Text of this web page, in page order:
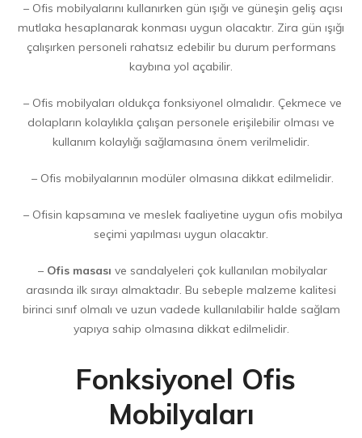
– Ofis mobilyalarını kullanırken gün ışığı ve güneşin geliş açısı
mutlaka hesaplanarak konması uygun olacaktır. Zira gün ışığı
çalışırken personeli rahatsız edebilir bu durum performans
kaybına yol açabilir.
– Ofis mobilyaları oldukça fonksiyonel olmalıdır. Çekmece ve
dolapların kolaylıkla çalışan personele erişilebilir olması ve
kullanım kolaylığı sağlamasına önem verilmelidir.
– Ofis mobilyalarının modüler olmasına dikkat edilmelidir.
– Ofisin kapsamına ve meslek faaliyetine uygun ofis mobilya
seçimi yapılması uygun olacaktır.
– Ofis masası ve sandalyeleri çok kullanılan mobilyalar
arasında ilk sırayı almaktadır. Bu sebeple malzeme kalitesi
birinci sınıf olmalı ve uzun vadede kullanılabilir halde sağlam
yapıya sahip olmasına dikkat edilmelidir.
Fonksiyonel Ofis
Mobilyaları